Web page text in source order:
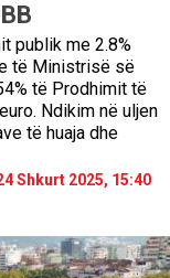
publik me 2.8%
të Ministrisë së
të Prodhimit të
Ndikim në uljen
të huaja dhe
Shkurt 2025, 15:40